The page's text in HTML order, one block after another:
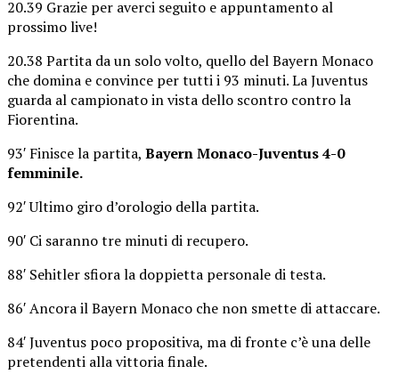
20.39 Grazie per averci seguito e appuntamento al
prossimo live!
20.38 Partita da un solo volto, quello del Bayern Monaco
che domina e convince per tutti i 93 minuti. La Juventus
guarda al campionato in vista dello scontro contro la
Fiorentina.
93′ Finisce la partita, Bayern Monaco-Juventus 4-0
femminile.
92′ Ultimo giro d’orologio della partita.
90′ Ci saranno tre minuti di recupero.
88′ Sehitler sfiora la doppietta personale di testa.
86′ Ancora il Bayern Monaco che non smette di attaccare.
84′ Juventus poco propositiva, ma di fronte c’è una delle
pretendenti alla vittoria finale.